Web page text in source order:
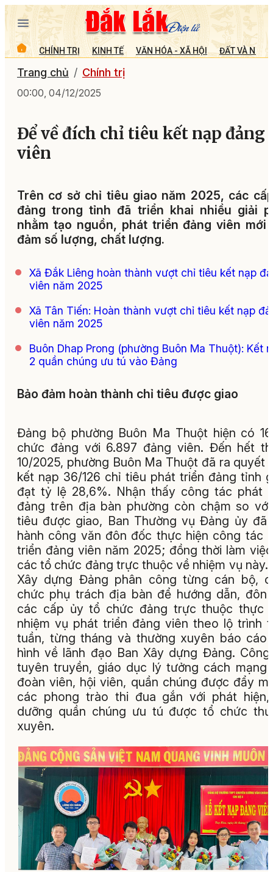
CHÍNH TRỊ KINH TẾ VĂN HÓA - XÃ HỘI ĐẤT VÀ
Trang chủ Chính trị
00:00, 04/12/2025
Để về đích chỉ tiêu kết nạp đảng
viên
Trên cơ sở chỉ tiêu giao năm 2025, các
đảng trong tỉnh đã triển khai nhiều giải
nhằm tạo nguồn, phát triển đảng viên mới
đảm số lượng, chất lượng.
Xã Đắk Liêng hoàn thành vượt chỉ tiêu kết nạp
viên năm 2025
Xã Tân Tiến: Hoàn thành vượt chỉ tiêu kết nạp
viên năm 2025
Buôn Dhap Prong (phường Buôn Ma Thuột): Kết
2 quần chúng ưu tú vào Đảng
Bảo đảm hoàn thành chỉ tiêu được giao
Đảng bộ phường Buôn Ma Thuột hiện có
chức đảng với 6.897 đảng viên. Đến hết
10/2025, phường Buôn Ma Thuột đã ra quyết
kết nạp 36/126 chỉ tiêu phát triển đảng tỉnh
đạt tỷ lệ 28,6%. Nhận thấy công tác phát
đảng trên địa bàn phường còn chậm so
tiêu được giao, Ban Thường vụ Đảng ủy đã
hành công văn đôn đốc thực hiện công tác
triển đảng viên năm 2025; đồng thời làm
các tổ chức đảng trực thuộc về nhiệm vụ này.
Xây dựng Đảng phân công từng cán bộ,
chức phụ trách địa bàn để hướng dẫn, đôn
các cấp ủy tổ chức đảng trực thuộc thực
nhiệm vụ phát triển đảng viên theo lộ trình
tuần, từng tháng và thường xuyên báo cáo
hình về lãnh đạo Ban Xây dựng Đảng.
tuyên truyền, giáo dục lý tưởng cách mạng
đoàn viên, hội viên, quần chúng được đẩy
các phong trào thi đua gắn với phát hiện,
dưỡng quần chúng ưu tú được tổ chức
xuyên.